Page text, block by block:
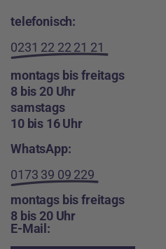
telefonisch:
0231 22 22 21 21
montags bis freitags
8 bis 20 Uhr
samstags
10 bis 16 Uhr
WhatsApp:
0173 39 09 229
montags bis freitags
8 bis 20 Uhr
E-Mail: